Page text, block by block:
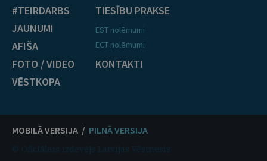
#TEIRDARBS
JAUNUMI
AFIŠA
FOTO / VIDEO
VĒSTKOPA
TIESĪBU PRAKSE
EST nolēmumi
ECT nolēmumi
KONTAKTI
MOBILĀ VERSIJA / PILNĀ VERSIJA
© Oficiālais izdevējs Latvijas Vēstnesis